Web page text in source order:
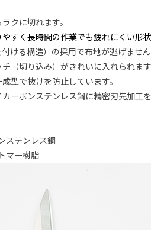
クに切れます。
すく長時間の作業でも疲れにくい形状
付ける構造）の採用で布地が逃げません
（切り込み）がきれいに入れられます
型で抜けを防止しています。
ーボンステンレス鋼に精密刃先加工を
ステンレス鋼
マー樹脂